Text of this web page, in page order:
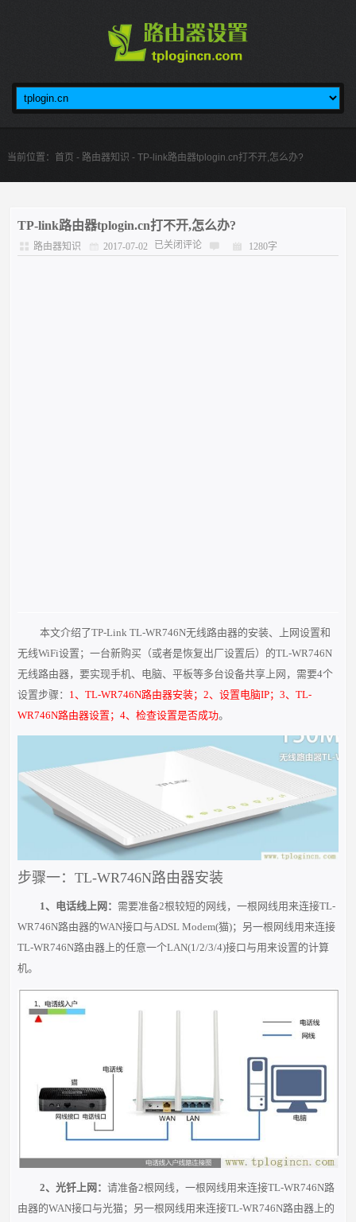
当前位置： 首页 - 路由器知识 - TP-link路由器tplogin.cn打不开,怎么办?
TP-link路由器tplogin.cn打不开,怎么办?
路由器知识 2017-07-02 已关闭评论 1280字
本文介绍了TP-Link TL-WR746N无线路由器的安装、上网设置和
无线WiFi设置；一台新购买（或者是恢复出厂设置后）的TL-WR746N
无线路由器，要实现手机、电脑、平板等多台设备共享上网，需要4个
设置步骤： 1、TL-WR746N路由器安装；2、设置电脑IP；3、TL-
WR746N路由器设置；4、检查设置是否成功。
步骤一：TL-WR746N路由器安装
1、电话线上网： 需要准备2根较短的网线，一根网线用来连接TL-
WR746N路由器的WAN接口与ADSL Modem(猫)；另一根网线用来连接
TL-WR746N路由器 上的任意一个LAN(1/2/3/4)接口与用来设置的计算
机。
2、光钎上网： 请准备2根 网线，一根网线用来连接TL-WR746N路
由器的WAN接口与光猫；另一根网线用来连接TL-WR746N路由器上的